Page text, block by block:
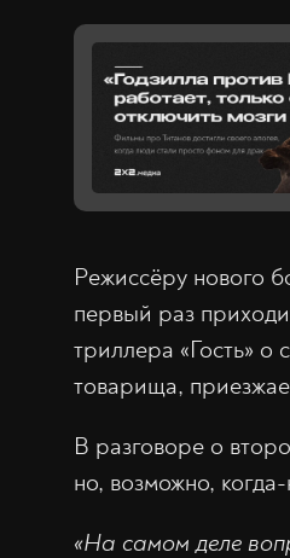
Режиссёру нового
первый раз
триллера «Гость»
товарища,
В разговоре о
но, возможно,
«На самом деле